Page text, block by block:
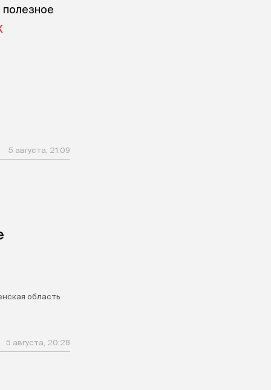
полезное
5 августа, 21:09
область
5 августа, 20:28